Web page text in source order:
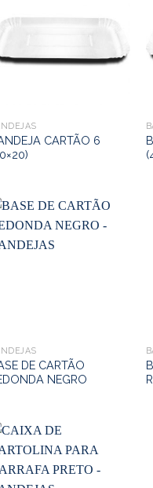
CARTÃO 6
DE CARTÃO
NEGRO